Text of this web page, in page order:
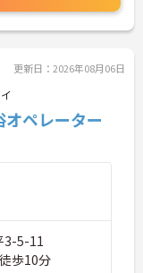
更新日：2026年08月06日
ペレーター
3-5-11
歩10分